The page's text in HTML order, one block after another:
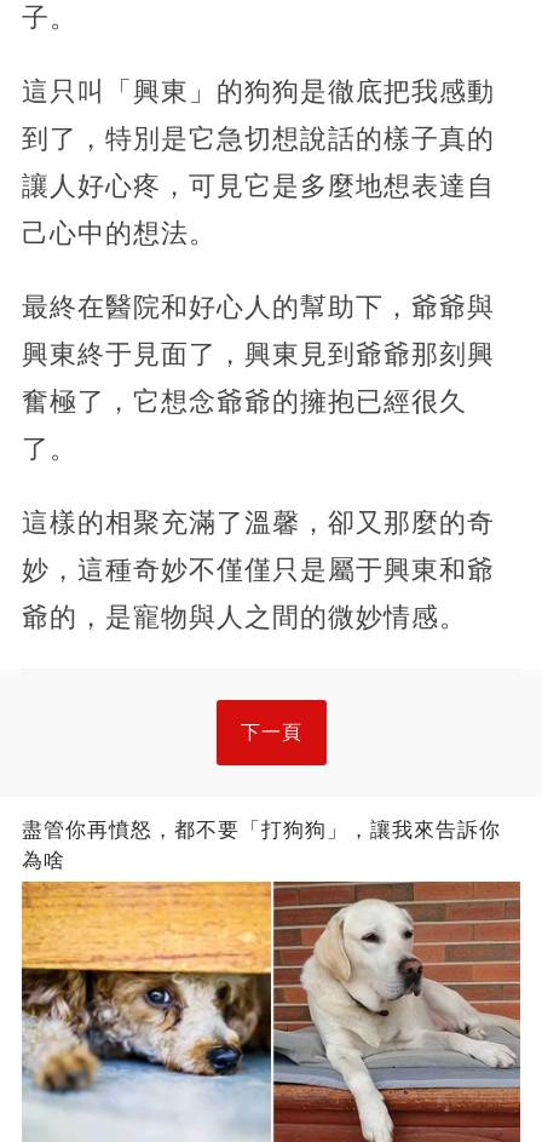
子。
這只叫「興東」的狗狗是徹底把我感動
到了，特別是它急切想說話的樣子真的
讓人好心疼，可見它是多麼地想表達自
己心中的想法。
最終在醫院和好心人的幫助下，爺爺與
興東終于見面了，興東見到爺爺那刻興
奮極了，它想念爺爺的擁抱已經很久
了。
這樣的相聚充滿了溫馨，卻又那麼的奇
妙，這種奇妙不僅僅只是屬于興東和爺
爺的，是寵物與人之間的微妙情感。
下一頁
盡管你再憤怒，都不要「打狗狗」，讓我來告訴你
為啥